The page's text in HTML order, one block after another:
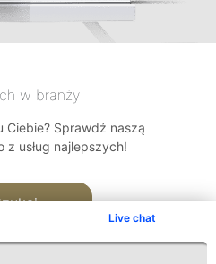
Live chat
w branży
Ciebie? Sprawdź naszą
usług najlepszych!